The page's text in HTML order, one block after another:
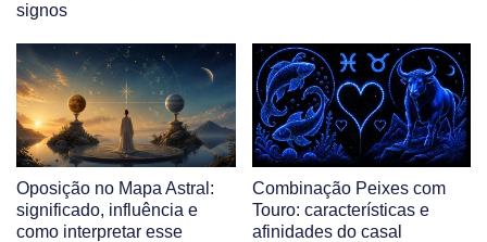
signos
Oposição no Mapa Astral:
significado, influência e
como interpretar esse
Combinação Peixes com
Touro: características e
afinidades do casal